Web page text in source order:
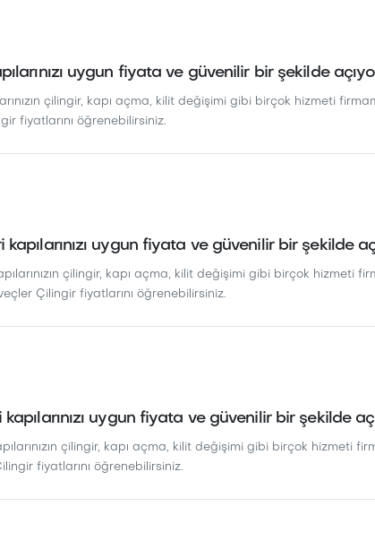
uygun fiyata ve güvenilir bir şekilde
çilingir, kapı açma, kilit değişimi gibi birçok hizmeti
fiyatlarını öğrenebilirsiniz.
uygun fiyata ve güvenilir bir şekilde
çilingir, kapı açma, kilit değişimi gibi birçok hizmeti
Çilingir fiyatlarını öğrenebilirsiniz.
uygun fiyata ve güvenilir bir şekilde
çilingir, kapı açma, kilit değişimi gibi birçok hizmeti
fiyatlarını öğrenebilirsiniz.